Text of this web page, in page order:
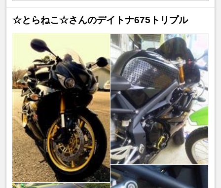
☆とらねこ☆さんのデイトナ675トリプル